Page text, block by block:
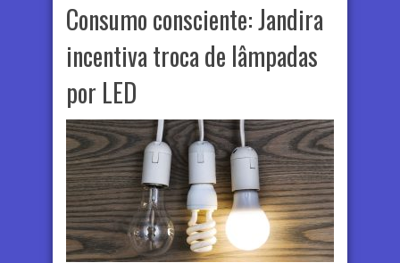
Consumo consciente: Jandira
incentiva troca de lâmpadas
por LED